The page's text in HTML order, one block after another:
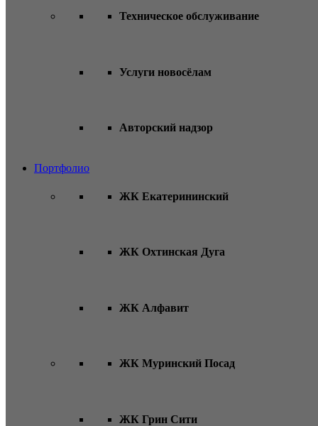
Техническое обслуживание
Услуги новосёлам
Авторский надзор
Портфолио
ЖК Екатерининский
ЖК Охтинская Дуга
ЖК Алфавит
ЖК Муринский Посад
ЖК Грин Сити